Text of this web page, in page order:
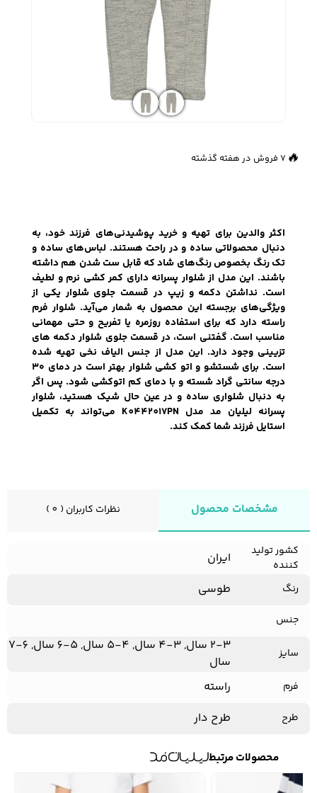
شلوارک مردانه ژاکت و پلیور مردانه
کیف مردانه
کیف پول و جاکارتی
مردانه
کمربند مردانه
کفش مردانه شال و کلاه مردانه چتر مردانه
اکثر والدین برای تهیه و خرید پوشیدنی‌های فرزند خود، به
دنبال محصولاتی ساده و در راحت هستند. لباس‌های ساده و
تک رنگ بخصوص رنگ‌های شاد که قابل ست شدن هم داشته
باشند. این مدل از شلوار پسرانه دارای کمر کشی نرم و لطیف
است. نداشتن دکمه و زیپ در قسمت جلوی شلوار یکی از
ویژگی‌های برجسته این محصول به شمار می‌آید. شلوار فرم
راسته دارد که برای استفاده روزمره یا تفریح و حتی مهمانی
مناسب است. گفتنی است، در قسمت جلوی شلوار دکمه های
تزیینی وجود دارد. این مدل از جنس الیاف نخی تهیه شده
است. برای شستشو و اتو کشی شلوار بهتر است در دمای ۳۰
درجه سانتی گراد شسته و با دمای کم اتوکشی شود. پس اگر
به دنبال شلواری ساده و در عین حال شیک هستید، شلوار
پسرانه لیلیان مد مدل K0442017PN می‌تواند به تکمیل
استایل فرزند شما کمک کند.
🔥 7 فروش در هفته گذشته
مشخصات محصول نظرات کاربران ( 0 )
کشور تولید
کننده
ایران
رنگ طوسی
جنس
سایز
2-3 سال, 3-4 سال, 4-5 سال, 5-6 سال, 6-7
سال
فرم راسته
طرح طرح دار
محصولات مرتبط